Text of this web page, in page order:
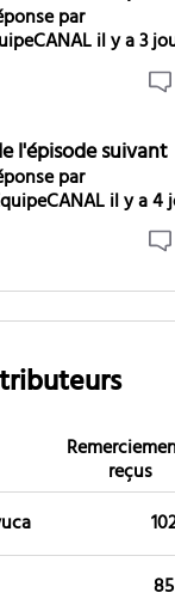
par
il y a 3
l'épisode suivant
par
il y a 4
reçus
85